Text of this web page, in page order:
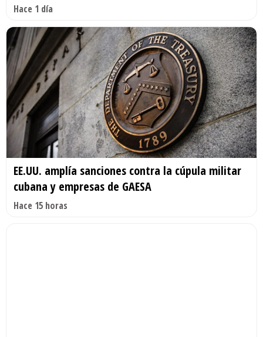
Hace 1 día
EE.UU. amplía sanciones contra la cúpula militar
cubana y empresas de GAESA
Hace 15 horas